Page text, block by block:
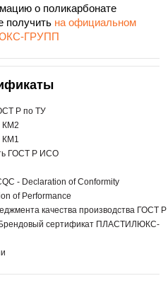
о поликарбонате
получить на официальном
ГРУПП
Р по ТУ
КМ2
КМ1
ГОСТ Р ИСО
- Declaration of Conformity
of Performance
качества производства ГОСТ
сертификат ПЛАСТИЛЮКС-